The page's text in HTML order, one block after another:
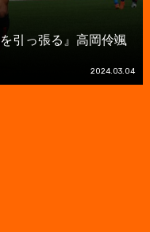
引っ張る』高岡伶颯
2024.03.04